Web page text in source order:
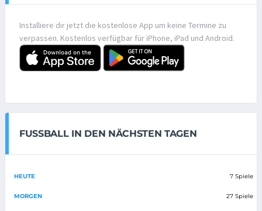
Installiere dir jetzt die kostenlose App um keine Termine zu
verpassen. Kostenlos verfügbar für iPhone, iPad und Android.
FUSSBALL IN DEN NÄCHSTEN TAGEN
HEUTE 7 Spiele
MORGEN 27 Spiele